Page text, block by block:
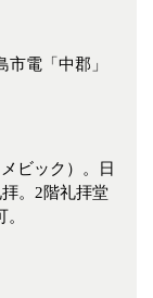
・神学校
市電「中郡」
ビック）。日
。2階礼拝堂